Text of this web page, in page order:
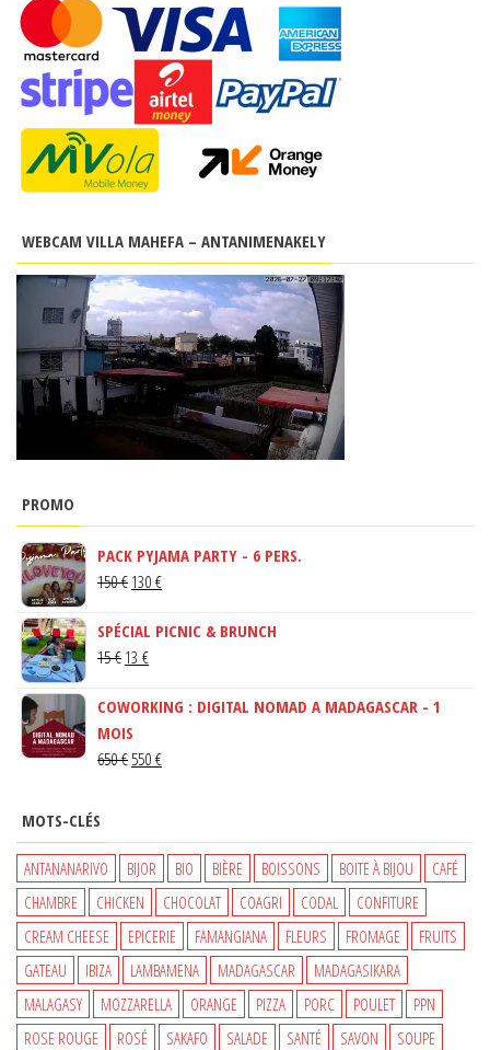
WEBCAM VILLA MAHEFA – ANTANIMENAKELY
PROMO
PACK PYJAMA PARTY - 6 PERS.
150€ LE
INITIAL
ÉTAIT :
130 €LE
ACTUEL
SPÉCIAL PICNIC & BRUNCH
15€ LE
INITIAL
ÉTAIT :
15 €.
13 €LE
ACTUEL
13 €.
COWORKING : DIGITAL NOMAD A MADAGASCAR - 1
MOIS
650€ LE
650 €.
550 €LE
550 €.
MOTS-CLÉS
ANTANANARIVO BIJOR BIO BIÈRE BOISSONS BOITE À BIJOU
CAFÉ
CHAMBRE
CHICKEN CHOCOLAT COAGRI CODAL
CONFITURE
CREAM CHEESE
EPICERIE FAMANGIANA FLEURS FROMAGE
FRUITS
GATEAU
IBIZA LAMBAMENA MADAGASCAR
MADAGASIKARA
MALAGASY
MOZZARELLA ORANGE PIZZA PORC POULET
PPN
ROSE ROUGE
ROSÉ SAKAFO SALADE SANTÉ SAVON
SOUPE